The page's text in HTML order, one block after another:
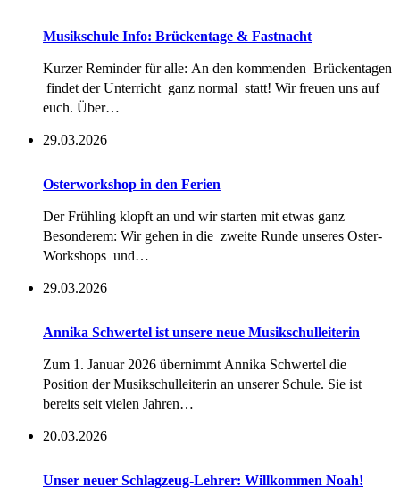
Musikschule Info: Brückentage & Fastnacht
Kurzer Reminder für alle: An den kommenden Brückentagen
findet der Unterricht ganz normal statt! Wir freuen uns auf
euch. Über…
Osterworkshop in den Ferien
Der Frühling klopft an und wir starten mit etwas ganz
Besonderem: Wir gehen in die zweite Runde unseres Oster-
Workshops und…
29.03.2026
Annika Schwertel ist unsere neue Musikschulleiterin
Zum 1. Januar 2026 übernimmt Annika Schwertel die
Position der Musikschulleiterin an unserer Schule. Sie ist
bereits seit vielen Jahren…
29.03.2026
Unser neuer Schlagzeug-Lehrer: Willkommen Noah!
20.03.2026